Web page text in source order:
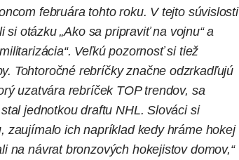
februára tohto roku. V tejto súvislosti
otázku „Ako sa pripraviť na vojnu“ a
Veľkú pozornosť si tiež
Tohtoročné rebríčky značne odzrkadľujú
uzatvára rebríček TOP trendov, sa
jednotkou draftu NHL. Slováci si
zaujímalo ich napríklad kedy hráme hokej
na návrat bronzových hokejistov domov,“